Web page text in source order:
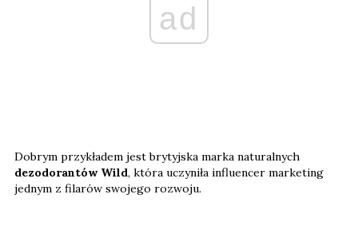
ad
Dobrym przykładem jest brytyjska marka naturalnych
dezodorantów Wild, która uczyniła influencer marketing
jednym z filarów swojego rozwoju.